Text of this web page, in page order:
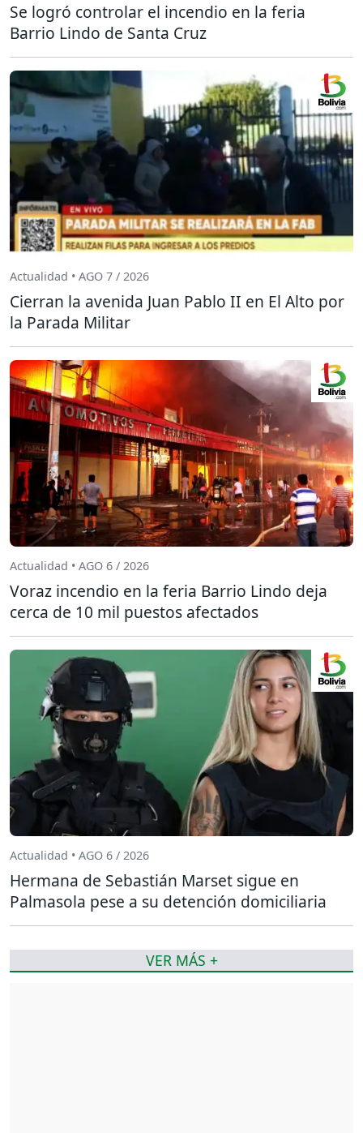
Se logró controlar el incendio en la feria
Barrio Lindo de Santa Cruz
Actualidad • AGO 7 / 2026
Cierran la avenida Juan Pablo II en El Alto por
la Parada Militar
Actualidad • AGO 6 / 2026
Voraz incendio en la feria Barrio Lindo deja
cerca de 10 mil puestos afectados
Actualidad • AGO 6 / 2026
Hermana de Sebastián Marset sigue en
Palmasola pese a su detención domiciliaria
VER MÁS +